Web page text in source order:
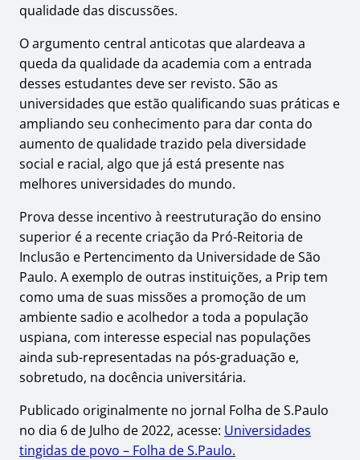
qualidade das discussões.
O argumento central anticotas que alardeava a
queda da qualidade da academia com a entrada
desses estudantes deve ser revisto. São as
universidades que estão qualificando suas práticas e
ampliando seu conhecimento para dar conta do
aumento de qualidade trazido pela diversidade
social e racial, algo que já está presente nas
melhores universidades do mundo.
Prova desse incentivo à reestruturação do ensino
superior é a recente criação da Pró-Reitoria de
Inclusão e Pertencimento da Universidade de São
Paulo. A exemplo de outras instituições, a Prip tem
como uma de suas missões a promoção de um
ambiente sadio e acolhedor a toda a população
uspiana, com interesse especial nas populações
ainda sub-representadas na pós-graduação e,
sobretudo, na docência universitária.
Publicado originalmente no jornal Folha de S.Paulo
no dia 6 de Julho de 2022, acesse: Universidades
tingidas de povo – Folha de S.Paulo.